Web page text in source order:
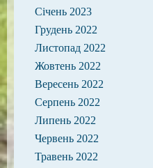
Січень 2023
Грудень 2022
Листопад 2022
Жовтень 2022
Вересень 2022
Серпень 2022
Липень 2022
Червень 2022
Травень 2022